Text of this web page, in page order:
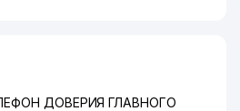
ДОВЕРИЯ ГЛАВНОГО